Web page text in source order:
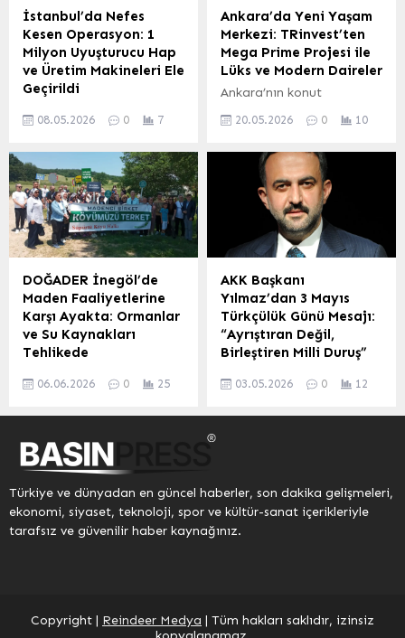
Efeler’de, Akçay 10 projesi
kapsamında 10 dairelik
önemli bir anlaşmaya
imza attı. Bu yeni proje,...
rağmen kurtarılamayarak
hayatını kaybetti. Kalp
krizi sonucu vefat eden
Terzioğlu, geride derin bir
Terzioğlu, sadece
avukatlık mesleğindeki
İstanbul’da Nefes
Kesen Operasyon: 1
Milyon Uyuşturucu Hap
ve Üretim Makineleri Ele
Geçirildi
Müdürlüğü Narkotik
Müdürlüğü ekipleri,
Bakırköy Cumhuriyet
Başsavcılığı koordinesinde
Bayrampaşa ve
Güngören’de eş zamanlı
olarak iki adrese ve bir
araca operasyon
düzenledi. Operasyon
sonucunda, uyuşturucu
madde imalatı ve ticareti
yaptığı belirlenen 6 şüpheli
U.A. ve Z.M. isimleriyle
alındı. Uyuşturucu...
08.05.2026 0 7
Ankara’da Yeni Yaşam
Merkezi: TRinvest’ten
Mega Prime Projesi ile
Lüks ve Modern Daireler
Ankara’nın konut
projeler üreten TRinvest,
dikkatleri üzerine çekiyor.
Başkentin siluetine değer
katacak bu proje, hem
ofis hem de rezidans
konseptiyle alıcılarına
ayrıcalıklı bir yaşam
sunuyor. Mega Prime’ın
Konumu ve Özellikleri
Mustafa Kemal
Mahallesi’nde stratejik bir
konumda yer alan Mega
Prime, ulaşım kolaylığı
sağlıyor....
20.05.2026 0 10
DOĞADER İnegöl’de
Maden Faaliyetlerine
Karşı Ayakta: Ormanlar
ve Su Kaynakları
Tehlikede
bağlı Süpürtü ve Eymir
Doğal ve Yaşamsal
Entegrasyon (DOĞADER)
bir basın açıklaması
düzenlendi. Jandarma
ekiplerinin güvenlik
Başkanı Prof. Dr. Ertuğrul
06.06.2026 0 25
AKK Başkanı
Yılmaz’dan 3 Mayıs
Türkçülük Günü Mesajı:
“Ayrıştıran Değil,
Birleştiren Milli Duruş”
Başkanı Halil İbrahim
duruş olduğunu vurguladı.
Yılmaz, bu özel günün
sadece bir anma değil,
Türkçülüğün, bir milletin
03.05.2026 0 12
Türkiye ve dünyadan en güncel haberler, son dakika gelişmeleri,
ekonomi, siyaset, teknoloji, spor ve kültür-sanat içerikleriyle
tarafsız ve güvenilir haber kaynağınız.
Copyright | Reindeer Medya | Tüm hakları saklıdır, izinsiz